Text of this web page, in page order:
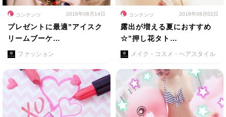
コンテンツ 2016年08月14日
プレゼントに最適”アイスク
リームブーケ…
ファッション
コンテンツ 2016年08月02日
露出が増える夏におすすめ
☆”押し花タト…
メイク・コスメ・ヘアスタイル